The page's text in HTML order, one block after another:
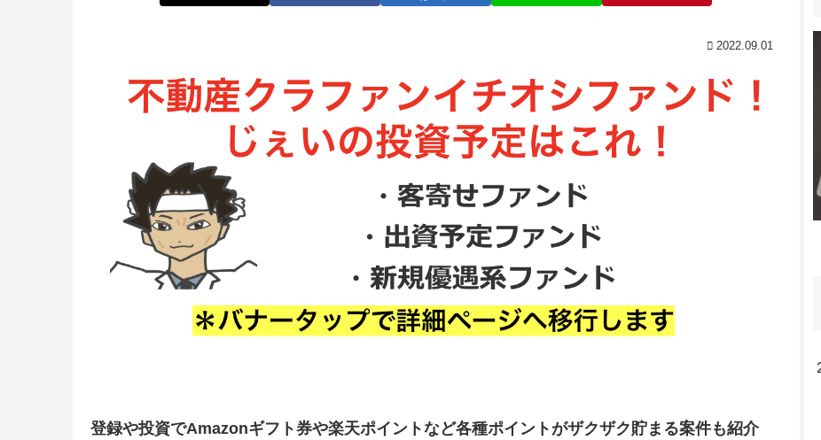
2022.09.01
登録や投資でAmazonギフト券や楽天ポイントなど各種ポイントがザクザク貯まる案件も紹介